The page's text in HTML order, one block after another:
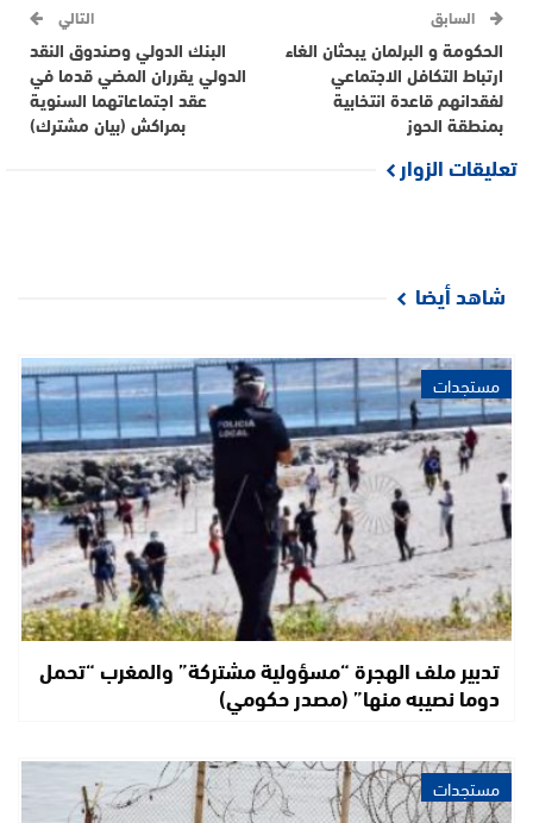
السابق
الحكومة و البرلمان يبحثان الغاء
ارتباط التكافل الاجتماعي
لفقدانهم قاعدة انتخابية
بمنطقة الحوز
التالي
البنك الدولي وصندوق النقد
الدولي يقرران المضي قدما في
عقد اجتماعاتهما السنوية
بمراكش (بيان مشترك)
تعليقات الزوار
شاهد أيضا
مستجدات
تدبير ملف الهجرة “مسؤولية مشتركة” والمغرب “تحمل
دوما نصيبه منها” (مصدر حكومي)
مستجدات